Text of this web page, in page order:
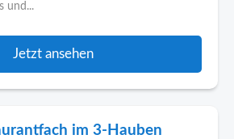
und...
Jetzt ansehen
im 3-Hauben